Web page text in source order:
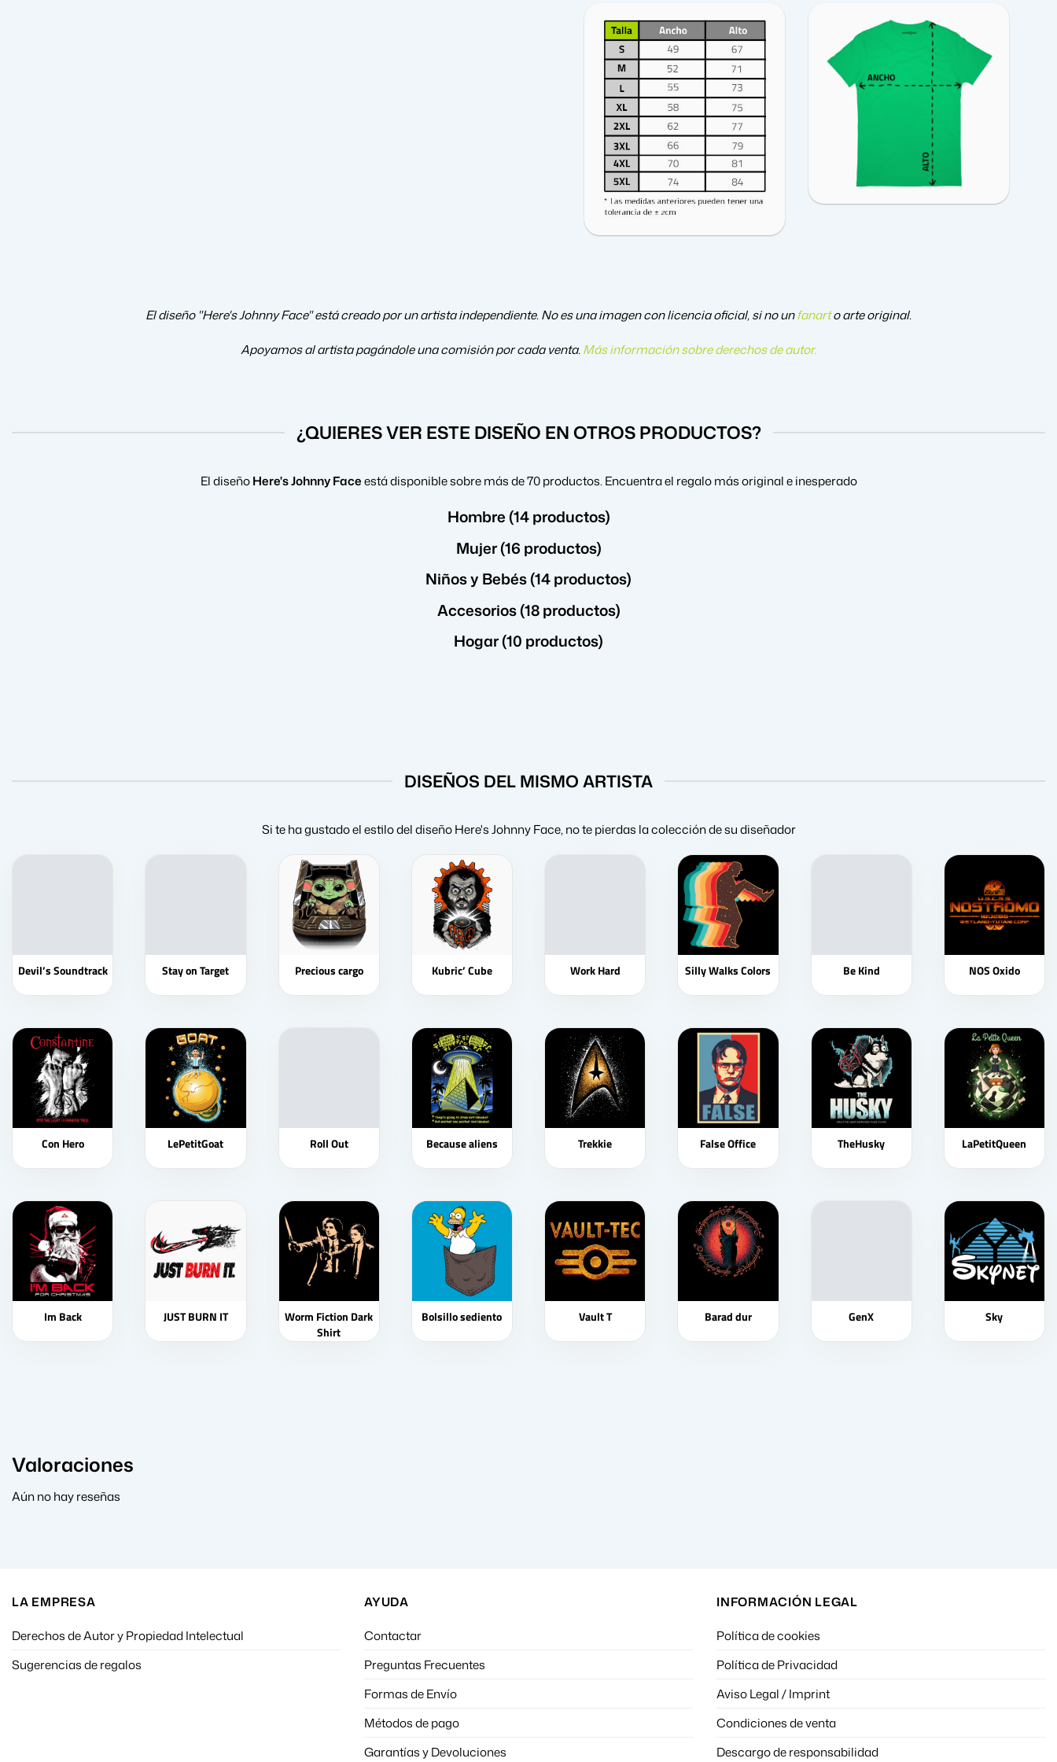
El diseño "Here's Johnny Face" está creado por un artista independiente. No es una imagen con licencia oficial, si no unfanarto arte original.
Apoyamos al artista pagándole una comisión por cada venta.Más información sobre derechos de autor.
¿QUIERES VER ESTE DISEÑO EN OTROS PRODUCTOS?
El diseñoHere's Johnny Faceestá disponible sobre más de 70 productos. Encuentra el regalo más original e inesperado
Hombre (14 productos)
Mujer (16 productos)
Niños y Bebés (14 productos)
Accesorios (18 productos)
Hogar (10 productos)
DISEÑOS DEL MISMO ARTISTA
Si te ha gustado el estilo del diseño Here's Johnny Face, no te pierdas la colección de su diseñador
Devil’s Soundtrack Stay on Target Precious cargo Kubric’ Cube Work Hard Silly Walks Colors Be Kind NOS Oxido
Con Hero LePetitGoat Roll Out Because aliens Trekkie False Office TheHusky LaPetitQueen
Im Back JUST BURN IT
Worm Fiction Dark
Shirt
Bolsillo sediento Vault T Barad dur GenX Sky
Valoraciones
Aún no hay reseñas
LA EMPRESA
Derechos de Autor y Propiedad Intelectual
Sugerencias de regalos
AYUDA
Contactar
Preguntas Frecuentes
Formas de Envío
Métodos de pago
Garantías y Devoluciones
INFORMACIÓN LEGAL
Política de cookies
Política de Privacidad
Aviso Legal / Imprint
Condiciones de venta
Descargo de responsabilidad